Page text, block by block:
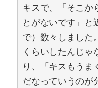
キスで、「そこか
とがないです」と
で）数々しました
くらいしたんじゃ
り、「キスもう
だなっていうのが